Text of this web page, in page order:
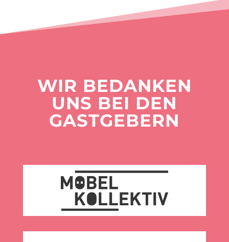
WIR BEDANKEN
UNS BEI DEN
GASTGEBERN